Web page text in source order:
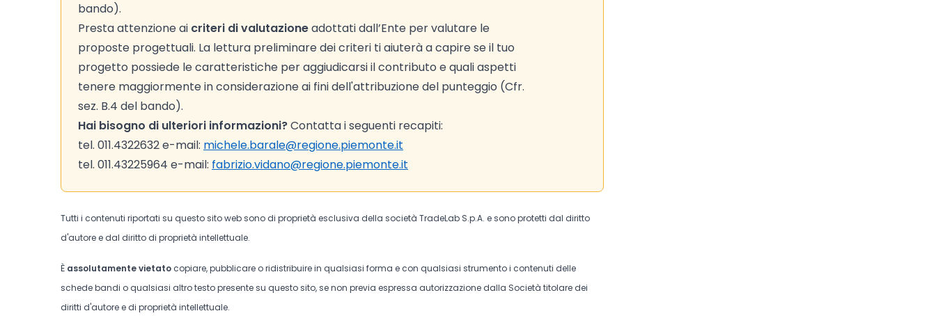
bando).
Presta attenzione ai criteri di valutazioneadottati dall’Ente per valutare le
proposte progettuali. La lettura preliminare dei criteri ti aiuterà a capire se il tuo
progetto possiede le caratteristiche per aggiudicarsi il contributo e quali aspetti
tenere maggiormente in considerazione ai fini dell'attribuzione del punteggio (Cfr.
sez. B.4 del bando).
Hai bisogno di ulteriori informazioni?Contatta i seguenti recapiti:
tel. 011.4322632 e-mail: michele.barale@regione.piemonte.it
tel. 011.43225964 e-mail: fabrizio.vidano@regione.piemonte.it
Tutti i contenuti riportati su questo sito web sono di proprietà esclusiva della società TradeLab S.p.A. e sono protetti dal diritto
d'autore e dal diritto di proprietà intellettuale.
È assolutamente vietato copiare, pubblicare o ridistribuire in qualsiasi forma e con qualsiasi strumento i contenuti delle
schede bandi o qualsiasi altro testo presente su questo sito, se non previa espressa autorizzazione dalla Società titolare dei
diritti d'autore e di proprietà intellettuale.